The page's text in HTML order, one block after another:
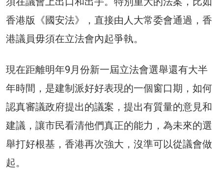
香港版《國安法》，直接由人大常委會通過，香
港議員毋須在立法會內起爭執。
現在距離明年9月份新一屆立法會選舉還有大半
年時間，是建制派好好表現的一個窗口期，如何
認真審議政府提出的議案，提出有質量的意見和
建議，讓市民看清他們真正的能力，為未來的選
舉打好根基，香港再次強大，沒準可以從議會做
起。